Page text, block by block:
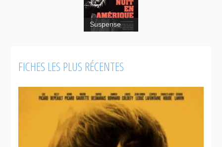
nuit en
Amérique
Suspense
FICHES LES PLUS RÉCENTES